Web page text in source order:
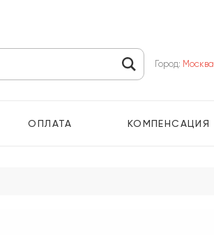
Город: Москва
ОПЛАТА КОМПЕНСАЦИЯ